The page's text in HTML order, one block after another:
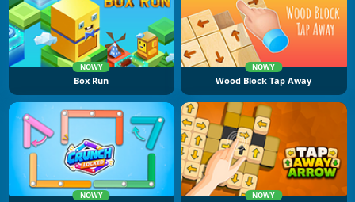
NOWY
Box Run
NOWY
Wood Block Tap Away
NOWY NOWY